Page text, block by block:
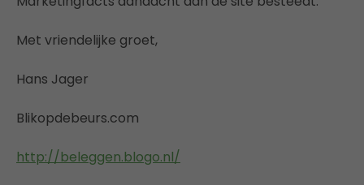
Met vriendelijke groet,
Hans Jager
Blikopdebeurs.com
http://beleggen.blogo.nl/